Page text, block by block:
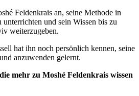
Feldenkrais an, seine Methode in
und sein Wissen bis zu
weiterzugeben.
hat ihn noch persönlich kennen, seine
anzuwenden gelernt.
mehr zu Moshé Feldenkrais wissen